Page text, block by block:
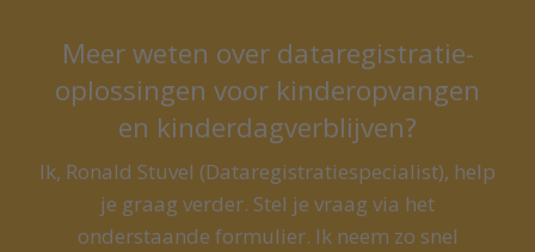
Meer weten over dataregistratie-
oplossingen voor kinderopvangen
en kinderdagverblijven?
Ik, Ronald Stuvel (Dataregistratiespecialist), help
je graag verder. Stel je vraag via het
onderstaande formulier. Ik neem zo snel